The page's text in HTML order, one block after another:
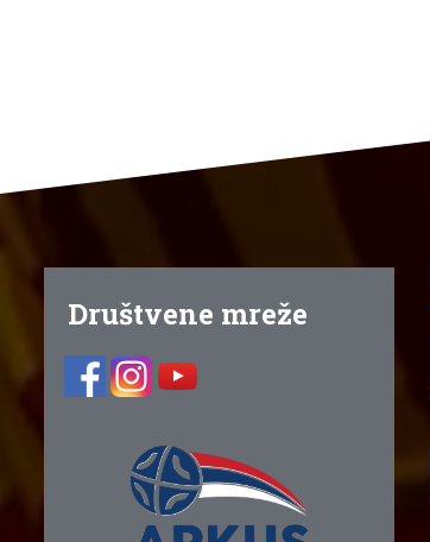
Društvene mreže